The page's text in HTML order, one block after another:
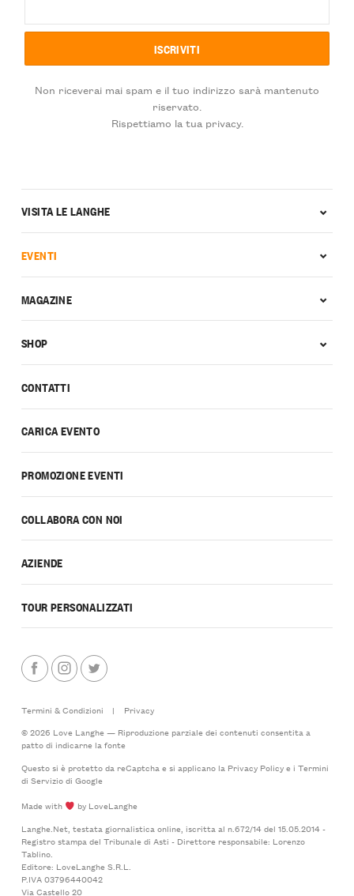
Non riceverai mai spam e il tuo indirizzo sarà mantenuto
riservato.
Rispettiamo la tua privacy.
CONTATTI
CARICA EVENTO
PROMOZIONE EVENTI
COLLABORA CON NOI
AZIENDE
TOUR PERSONALIZZATI
VISITA LE LANGHE
EVENTI
MAGAZINE
SHOP
Termini & Condizioni |
Privacy
© 2026 Love Langhe — Riproduzione parziale dei contenuti consentita a
patto di indicarne la fonte
Questo si è protetto da reCaptcha e si applicano la Privacy Policye i Termini
di Serviziodi Google
Made with
by LoveLanghe
Langhe.Net, testata giornalistica online, iscritta al n.672/14 del 15.05.2014 -
Registro stampa del Tribunale di Asti - Direttore responsabile: Lorenzo
Tablino.
Editore: LoveLanghe S.R.L.
P.IVA 03796440042
Via Castello 20